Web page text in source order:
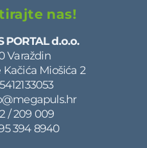
nas!
PORTAL d.o.o.
Varaždin
Miošića 2
/ 209 009
394 8940